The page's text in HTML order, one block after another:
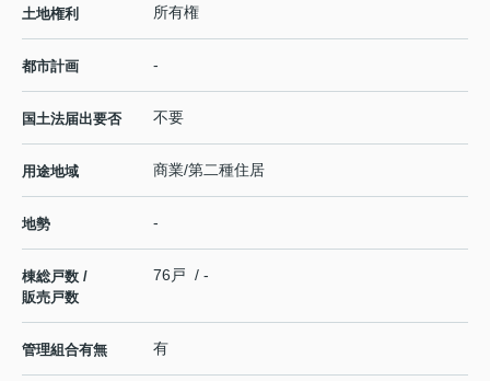
土地権利 所有権
都市計画 -
国土法届出要否 不要
用途地域 商業/第二種住居
地勢 -
棟総戸数 /
販売戸数
76戸 / -
管理組合有無 有